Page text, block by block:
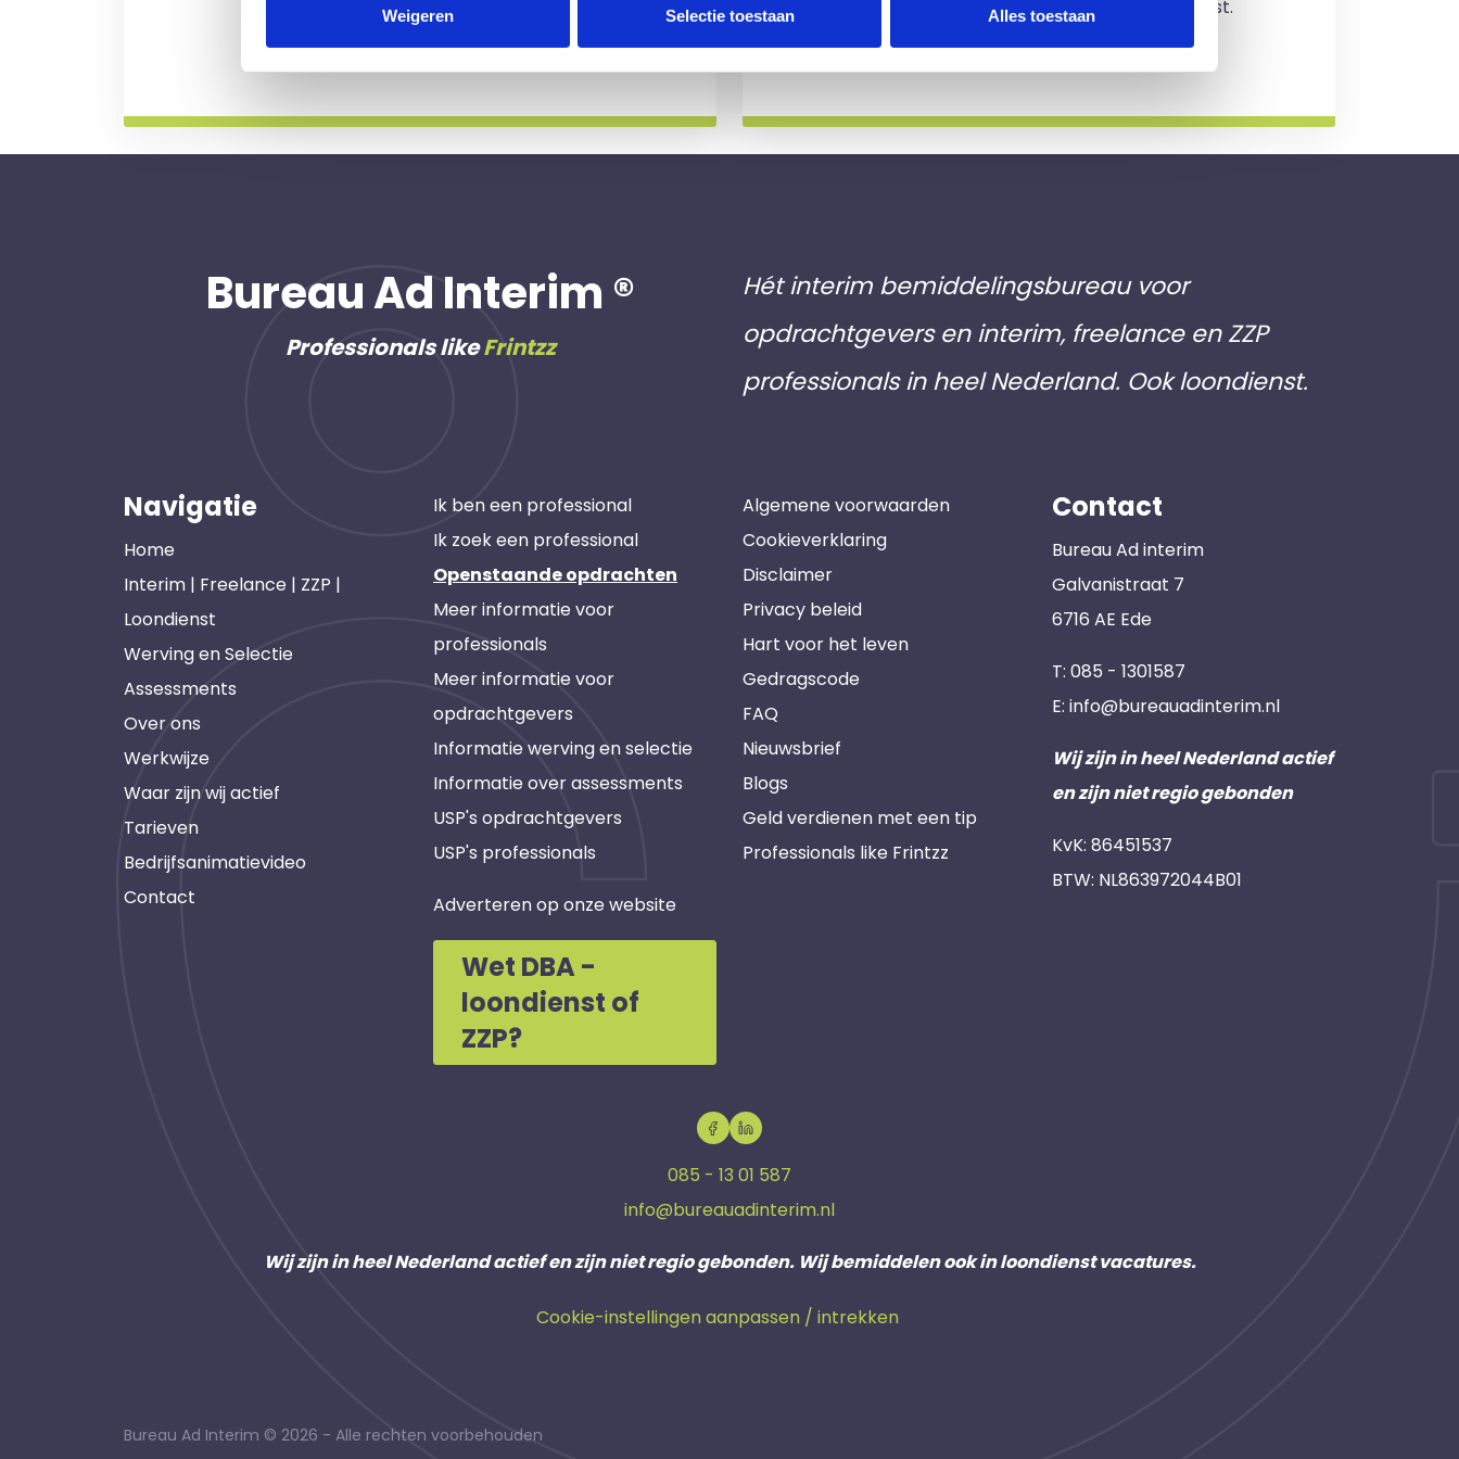
Weigeren Selectie toestaan Alles toestaan
professional voor u aan de slag gaat.
aan inschrijving en je zit nergens aan vast.
Bureau Ad Interim ®
Professionals likeFrintzz
Hét interim bemiddelingsbureau voor
opdrachtgevers en interim, freelance en ZZP
professionals in heel Nederland. Ook loondienst.
Navigatie
Home
Interim | Freelance | ZZP |
Loondienst
Werving en Selectie
Assessments
Over ons
Werkwijze
Waar zijn wij actief
Tarieven
Bedrijfsanimatievideo
Contact
Ik ben een professional
Ik zoek een professional
Openstaande opdrachten
Meer informatie voor
professionals
Meer informatie voor
opdrachtgevers
Informatie werving en selectie
Informatie over assessments
USP's opdrachtgevers
USP's professionals
Adverteren op onze website
Wet DBA -
loondienst of
ZZP?
Algemene voorwaarden
Cookieverklaring
Disclaimer
Privacy beleid
Hart voor het leven
Gedragscode
FAQ
Nieuwsbrief
Blogs
Geld verdienen met een tip
Professionals like Frintzz
Contact
Bureau Ad interim
Galvanistraat 7
6716 AE Ede
T: 085 - 1301587
E: info@bureauadinterim.nl
Wij zijn in heel Nederland actief
en zijn niet regio gebonden
KvK: 86451537
BTW: NL863972044B01
085 - 13 01 587
info@bureauadinterim.nl
Wij zijn in heel Nederland actief en zijn niet regio gebonden. Wij bemiddelen ook in loondienst vacatures.
Cookie-instellingen aanpassen / intrekken
Bureau Ad Interim © 2026 - Alle rechten voorbehouden